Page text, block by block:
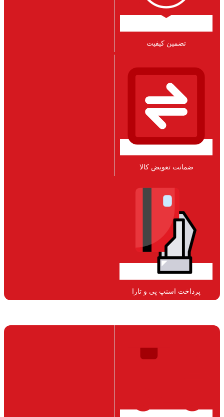
تضمین کیفیت
ضمانت تعویض کالا​
پرداخت اسنپ پی و تارا